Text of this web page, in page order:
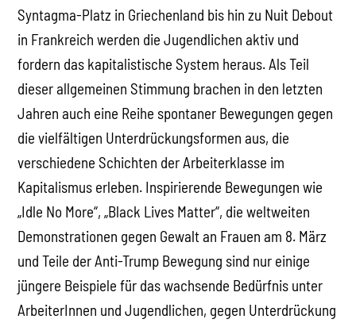
Syntagma-Platz in Griechenland bis hin zu Nuit Debout
in Frankreich werden die Jugendlichen aktiv und
fordern das kapitalistische System heraus. Als Teil
dieser allgemeinen Stimmung brachen in den letzten
Jahren auch eine Reihe spontaner Bewegungen gegen
die vielfältigen Unterdrückungsformen aus, die
verschiedene Schichten der Arbeiterklasse im
Kapitalismus erleben. Inspirierende Bewegungen wie
„Idle No More“, „Black Lives Matter“, die weltweiten
Demonstrationen gegen Gewalt an Frauen am 8. März
und Teile der Anti-Trump Bewegung sind nur einige
jüngere Beispiele für das wachsende Bedürfnis unter
ArbeiterInnen und Jugendlichen, gegen Unterdrückung